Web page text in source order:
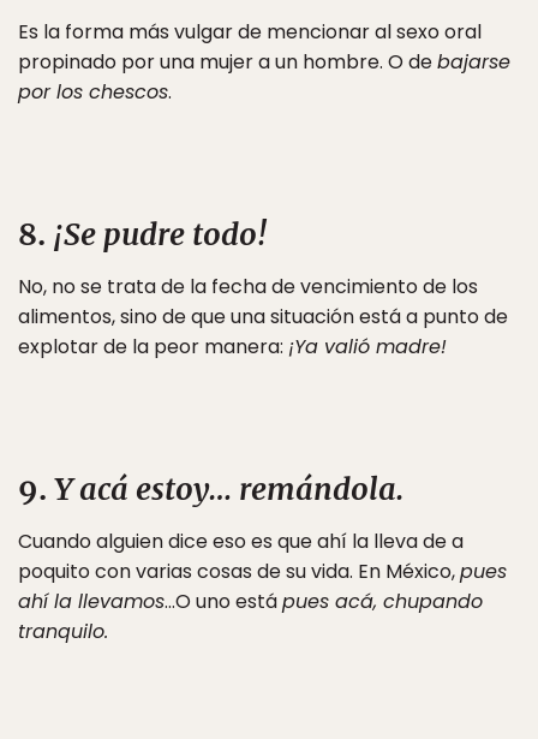
Es la forma más vulgar de mencionar al sexo oral
propinado por una mujer a un hombre. O debajarse
por los chescos.
8. ¡Se pudre todo!
No, no se trata de la fecha de vencimiento de los
alimentos, sino de que una situación está a punto de
explotar de la peor manera: ¡Ya valió madre!
9. Y acá estoy… remándola.
Cuando alguien dice eso es que ahí la lleva de a
poquito con varias cosas de su vida. En México,pues
ahí la llevamos…O uno estápues acá, chupando
tranquilo.